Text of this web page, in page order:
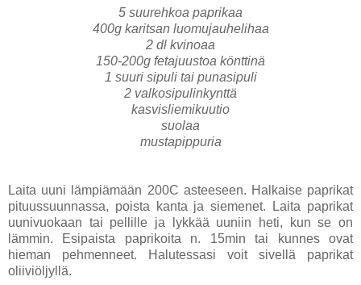
5 suurehkoa paprikaa
400g karitsan luomujauhelihaa
2 dl kvinoaa
150-200g fetajuustoa könttinä
1 suuri sipuli tai punasipuli
2 valkosipulinkynttä
kasvisliemikuutio
suolaa
mustapippuria
Laita uuni lämpiämään 200C asteeseen. Halkaise paprikat
pituussuunnassa, poista kanta ja siemenet. Laita paprikat
uunivuokaan tai pellille ja lykkää uuniin heti, kun se on
lämmin. Esipaista paprikoita n. 15min tai kunnes ovat
hieman pehmenneet. Halutessasi voit sivellä paprikat
oliiviöljyllä.